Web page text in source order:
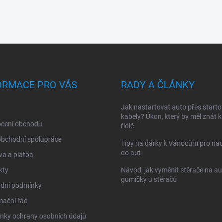
PRO VÁS
obchodu
spolupráce
a platba
podmínky
řád
ochrany osobních údajů
RADY A ČLÁNKY
Jak nastartovat auto přes
kabely? Úkon, který by měl znát
řidič
Tipy na dárky k Vánocům pro
do aut
Návod, jak vyměnit stěrače na
gumičky u stěračů